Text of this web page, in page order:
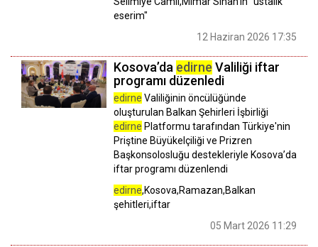
eserim"
12 Haziran 2026 17:35
Kosova’da edirne Valiliği iftar
programı düzenledi
edirne Valiliğinin öncülüğünde
oluşturulan Balkan Şehirleri İşbirliği
edirne Platformu tarafından Türkiye'nin
Priştine Büyükelçiliği ve Prizren
Başkonsolosluğu destekleriyle Kosova’da
iftar programı düzenlendi
edirne,Kosova,Ramazan,Balkan
şehitleri,iftar
05 Mart 2026 11:29